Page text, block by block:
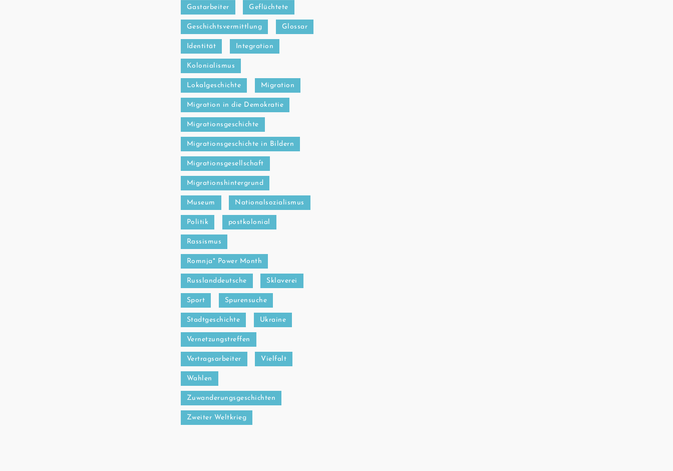
Gastarbeiter Geflüchtete
Geschichtsvermittlung Glossar
Identität Integration
Kolonialismus
Lokalgeschichte Migration
Migration in die Demokratie
Migrationsgeschichte
Migrationsgeschichte in Bildern
Migrationsgesellschaft
Migrationshintergrund
Museum Nationalsozialismus
Politik postkolonial
Rassismus
Romnja* Power Month
Russlanddeutsche Sklaverei
Sport Spurensuche
Stadtgeschichte Ukraine
Vernetzungstreffen
Vertragsarbeiter Vielfalt
Wahlen
Zuwanderungsgeschichten
Zweiter Weltkrieg